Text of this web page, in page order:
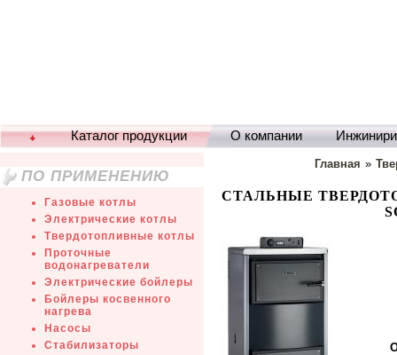
Каталог продукции О компании
ПО ПРИМЕНЕНИЮ
Газовые котлы
Электрические котлы
Твердотопливные котлы
Проточные
водонагреватели
Электрические бойлеры
Бойлеры косвенного
нагрева
Насосы
Стабилизаторы
Главная »
СТАЛЬНЫЕ